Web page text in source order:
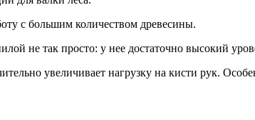
с большим количеством древесины.
не так просто: у нее достаточно высокий
увеличивает нагрузку на кисти рук.